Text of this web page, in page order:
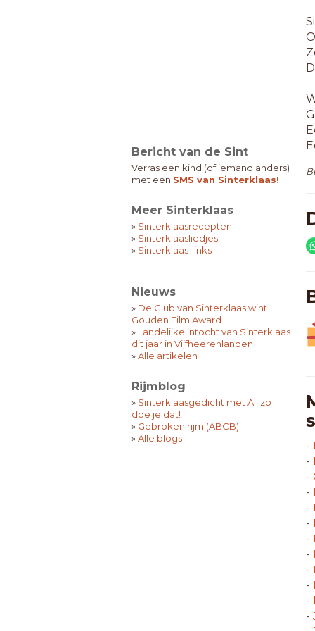
Bericht van de Sint
Verras een kind (of iemand anders)
met een SMS van Sinterklaas!
Meer Sinterklaas
» Sinterklaasrecepten
» Sinterklaasliedjes
» Sinterklaas-links
Nieuws
» De Club van Sinterklaas wint
Gouden Film Award
» Landelijke intocht van Sinterklaas
dit jaar in Vijfheerenlanden
»Alle artikelen
Rijmblog
» Sinterklaasgedicht met AI: zo
doe je dat!
» Gebroken rijm (ABCB)
»Alle blogs
-
-
-
-
-
-
-
-
-
-
-
-